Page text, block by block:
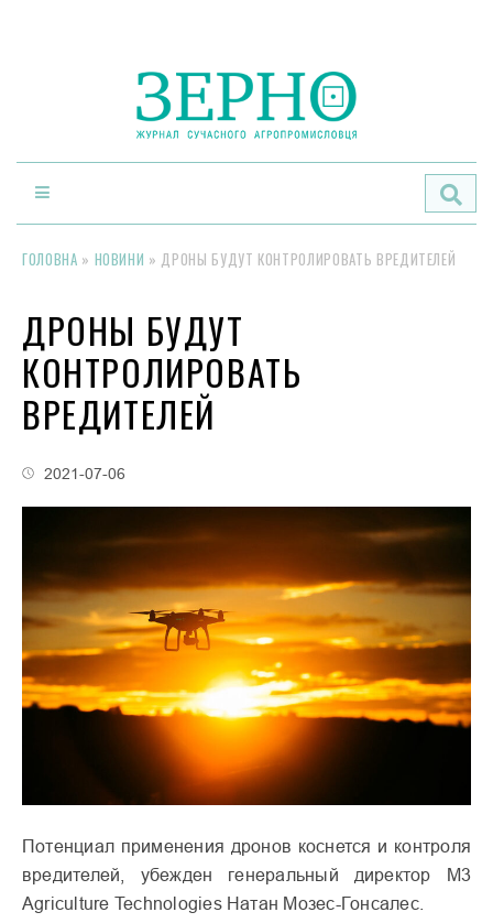
ГОЛОВНА » НОВИНИ » ДРОНЫ БУДУТ КОНТРОЛИРОВАТЬ ВРЕДИТЕЛЕЙ
ДРОНЫ БУДУТ
КОНТРОЛИРОВАТЬ
ВРЕДИТЕЛЕЙ
2021-07-06
Потенциал применения дронов коснется и контроля
вредителей, убежден генеральный директор M3
Agriculture Technologies Натан Мозес-Гонсалес.